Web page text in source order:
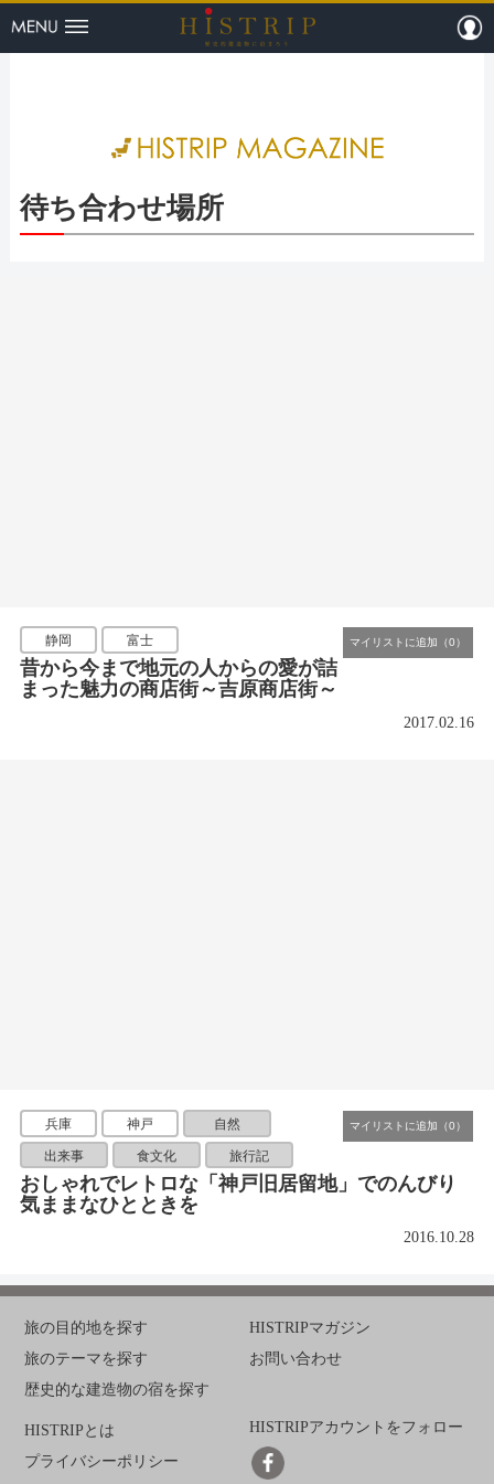
HISTRIP（
待ち合わせ場所
静岡 富士
昔から今まで地元の人からの愛が詰
まった魅力の商店街～吉原商店街～
2017.02.16
兵庫 神戸 自然
出来事 食文化 旅行記
おしゃれでレトロな「神戸旧居留地」でのんびり
気ままなひとときを
2016.10.28
旅の目的地を探す
旅のテーマを探す
歴史的な建造物の宿を探す
HISTRIPマガジン
お問い合わせ
HISTRIPとは
プライバシーポリシー
HISTRIPアカウントをフォロー